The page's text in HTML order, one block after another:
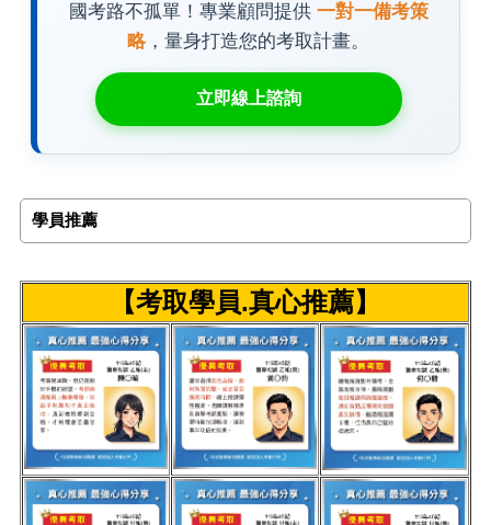
國考路不孤單！專業顧問提供 一對一備考策
略，量身打造您的考取計畫。
立即線上諮詢
學員推薦
【考取學員.真心推薦】